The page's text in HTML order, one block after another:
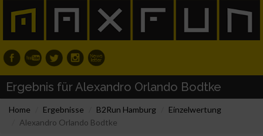
Ergebnis für Alexandro Orlando Bodtke
Home Ergebnisse B2Run Hamburg
Einzelwertung
Alexandro Orlando Bodtke